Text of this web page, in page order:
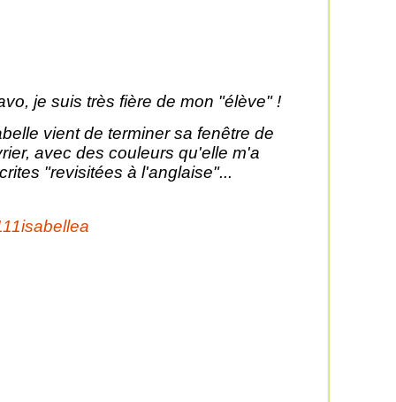
je suis très fière de mon "élève" !
vient de terminer sa fenêtre de
avec des couleurs qu'elle m'a
"revisitées à l'anglaise"...